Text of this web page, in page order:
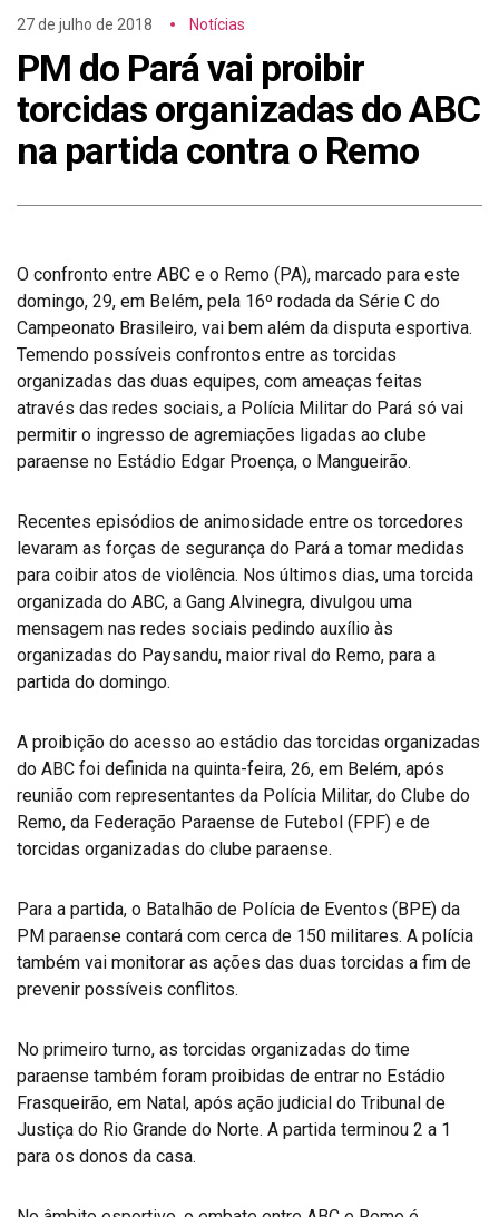
27 de julho de 2018 Notícias
PM do Pará vai proibir
torcidas organizadas do ABC
na partida contra o Remo
O confronto entre ABC e o Remo (PA), marcado para este
domingo, 29, em Belém, pela 16º rodada da Série C do
Campeonato Brasileiro, vai bem além da disputa esportiva.
Temendo possíveis confrontos entre as torcidas
organizadas das duas equipes, com ameaças feitas
através das redes sociais, a Polícia Militar do Pará só vai
permitir o ingresso de agremiações ligadas ao clube
paraense no Estádio Edgar Proença, o Mangueirão.
Recentes episódios de animosidade entre os torcedores
levaram as forças de segurança do Pará a tomar medidas
para coibir atos de violência. Nos últimos dias, uma torcida
organizada do ABC, a Gang Alvinegra, divulgou uma
mensagem nas redes sociais pedindo auxílio às
organizadas do Paysandu, maior rival do Remo, para a
partida do domingo.
A proibição do acesso ao estádio das torcidas organizadas
do ABC foi definida na quinta-feira, 26, em Belém, após
reunião com representantes da Polícia Militar, do Clube do
Remo, da Federação Paraense de Futebol (FPF) e de
torcidas organizadas do clube paraense.
Para a partida, o Batalhão de Polícia de Eventos (BPE) da
PM paraense contará com cerca de 150 militares. A polícia
também vai monitorar as ações das duas torcidas a fim de
prevenir possíveis conflitos.
No primeiro turno, as torcidas organizadas do time
paraense também foram proibidas de entrar no Estádio
Frasqueirão, em Natal, após ação judicial do Tribunal de
Justiça do Rio Grande do Norte. A partida terminou 2 a 1
para os donos da casa.